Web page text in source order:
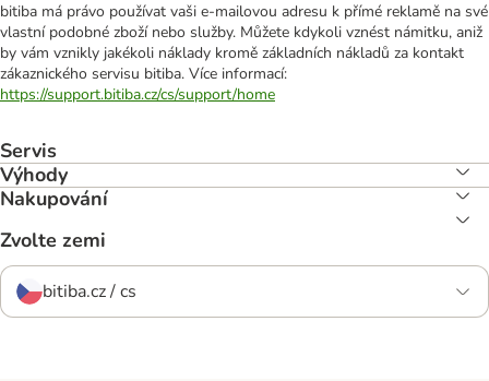
bitiba má právo používat vaši e-mailovou adresu k přímé reklamě na své
vlastní podobné zboží nebo služby. Můžete kdykoli vznést námitku, aniž
by vám vznikly jakékoli náklady kromě základních nákladů za kontakt
zákaznického servisu bitiba. Více informací:
https://support.bitiba.cz/cs/support/home
Servis
Výhody
Nakupování
Zvolte zemi
bitiba.cz / cs